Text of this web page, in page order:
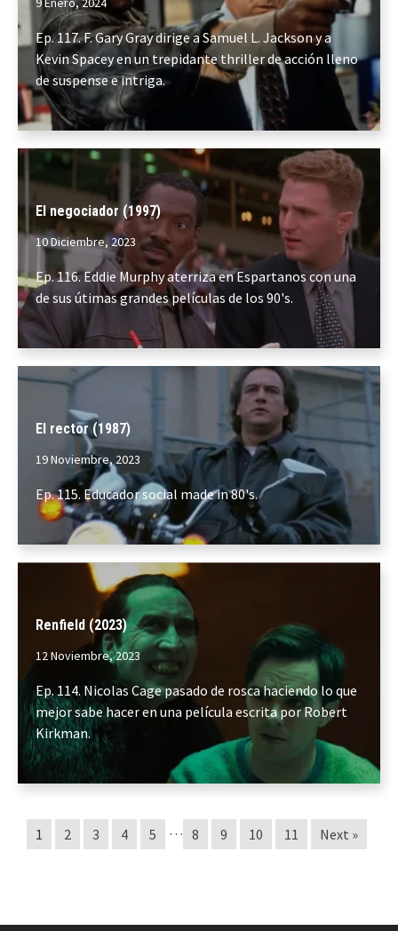
Ep. 117. F. Gary Gray dirige a Samuel L. Jackson y a
Kevin Spacey en un trepidante thriller de acción lleno
de suspense e intriga.
El negociador (1997)
10 Diciembre, 2023
Ep. 116. Eddie Murphy aterriza en Espartanos con una
de sus útimas grandes películas de los 90's.
El rector (1987)
19 Noviembre, 2023
Ep. 115. Educador social made in 80's.
Renfield (2023)
12 Noviembre, 2023
Ep. 114. Nicolas Cage pasado de rosca haciendo lo que
mejor sabe hacer en una película escrita por Robert
Kirkman.
1 2 3 4 5 … 8 9 10 11 Next »